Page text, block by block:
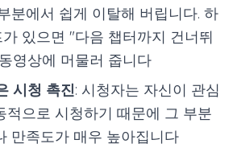
분에서 쉽게 이탈해 버립니다. 하
있으면 "다음 챕터까지 건너뛰
영상에 머물러 줍니다
시청 촉진: 시청자는 자신이 관심
적으로 시청하기 때문에 그 부분
만족도가 매우 높아집니다